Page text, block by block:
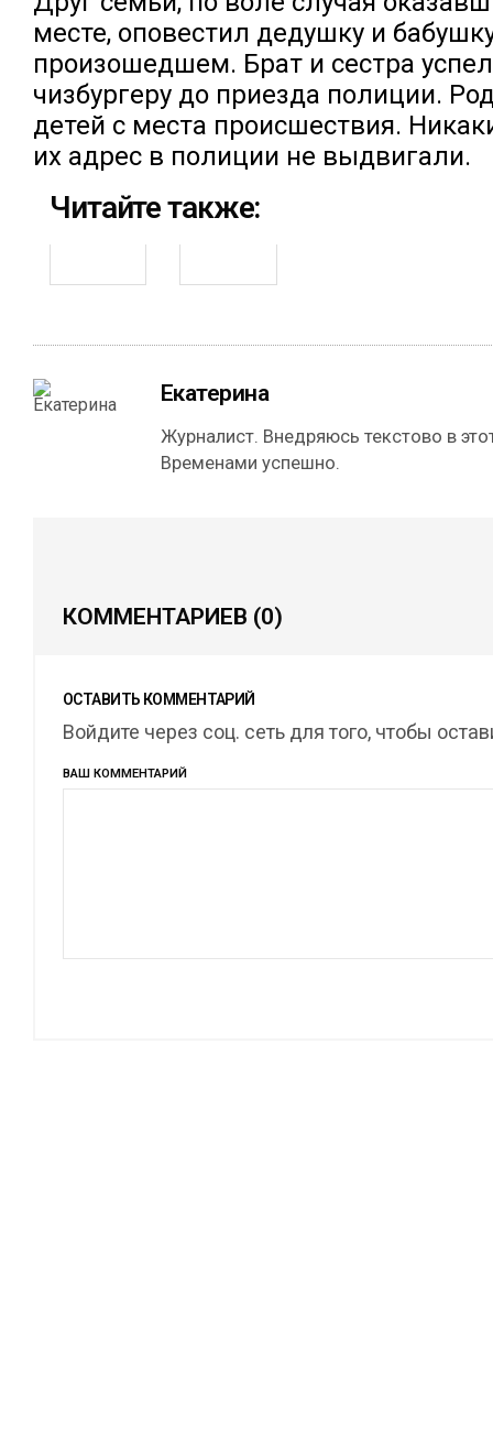
месте, оповестил дедушку и
произошедшем. Брат и сестра
чизбургеру до приезда полиции.
детей с места происшествия.
их адрес в полиции не выдвигали.
Читайте также:
Екатерина
Журналист. Внедряюсь текстово в
Временами успешно.
КОММЕНТАРИЕВ (0)
ОСТАВИТЬ КОММЕНТАРИЙ
Войдите через соц. сеть для того, чтобы
ВАШ КОММЕНТАРИЙ